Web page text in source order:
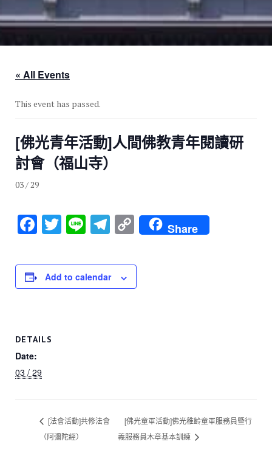
« All Events
This event has passed.
[佛光青年活動]人間佛教青年閱讀研
討會（福山寺）
03 / 29
F
c
e
o
T
tt
er
Li
e
T
e
gr
C
o
p
y
Share
Add to calendar
DETAILS
Date:
03 / 29
[法會活動]共修法會
（阿彌陀經）
[佛光童軍活動]佛光稚齡童軍服務員暨行
義服務員木章基本訓練